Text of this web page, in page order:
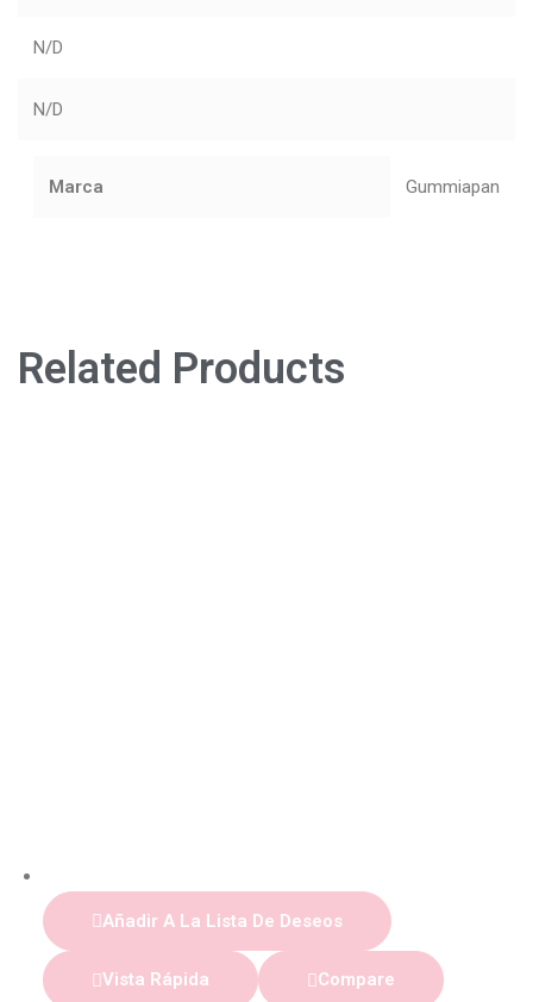
N/D
N/D
Marca Gummiapan
Related Products
Añadir A La Lista De Deseos
Vista Rápida Compare